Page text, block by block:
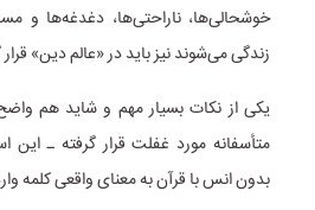
خوشحالی‌ها، ناراحتی‌ها، دغدغه‌ها و
زندگی می‌شوند نیز باید در «عالم دین» قرار
یکی از نکات بسیار مهم و شاید هم
متأسفانه مورد غفلت قرار گرفته ـ
بدون انس با قرآن به معنای واقعی کلمه